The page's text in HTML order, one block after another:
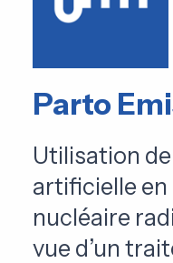
Parto
Utilisation
artificielle
nucléaire
vue d’un